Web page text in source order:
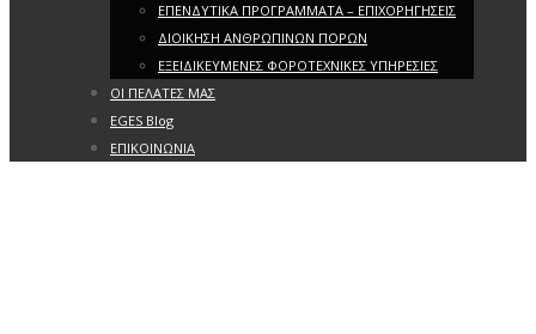
ΕΠΕΝΔΥΤΙΚΑ ΠΡΟΓΡΑΜΜΑΤΑ – ΕΠΙΧΟΡΗΓΗΣΕΙΣ
ΔΙΟΙΚΗΣΗ ΑΝΘΡΩΠΙΝΩΝ ΠΟΡΩΝ
ΕΞΕΙΔΙΚΕΥΜΕΝΕΣ ΦΟΡΟΤΕΧΝΙΚΕΣ ΥΠΗΡΕΣΙΕΣ
ΟΙ ΠΕΛΑΤΕΣ ΜΑΣ
EGES Blog
ΕΠΙΚΟΙΝΩΝΙΑ